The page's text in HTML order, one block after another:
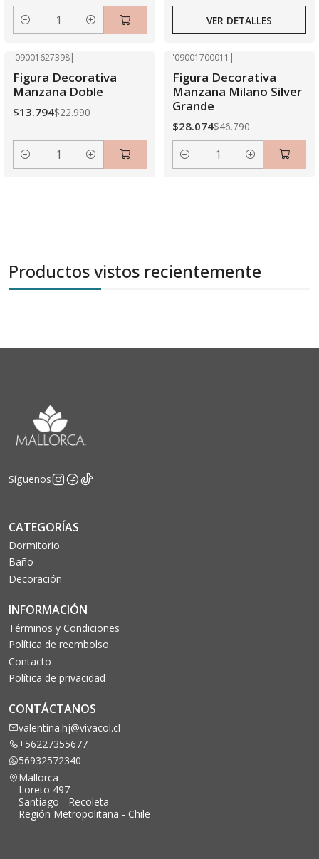
Cantidad
VER DETALLES
'09001627398|
Figura Decorativa
Manzana Doble
$13.794$22.990
Cantidad
'09001700011 |
Figura Decorativa
Manzana Milano Silver
Grande
$28.074$46.790
Cantidad
Productos vistos recientemente
Síguenos
CATEGORÍAS
Dormitorio
Baño
Decoración
INFORMACIÓN
Términos y Condiciones
Política de reembolso
Contacto
Política de privacidad
CONTÁCTANOS
valentina.hj@vivacol.cl
+56227355677
56932572340
Mallorca
Loreto 497
Santiago - Recoleta
Región Metropolitana - Chile